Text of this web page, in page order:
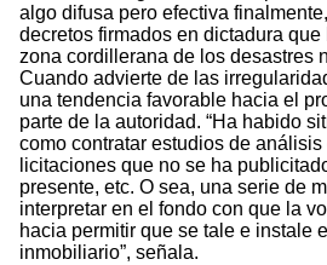
algo difusa pero efectiva
decretos firmados en dictadura
zona cordillerana de los desastres
Cuando advierte de las
una tendencia favorable hacia el
parte de la autoridad. “Ha habido
como contratar estudios de
licitaciones que no se ha
presente, etc. O sea, una serie de
interpretar en el fondo con que la
hacia permitir que se tale e instale
inmobiliario”, señala.